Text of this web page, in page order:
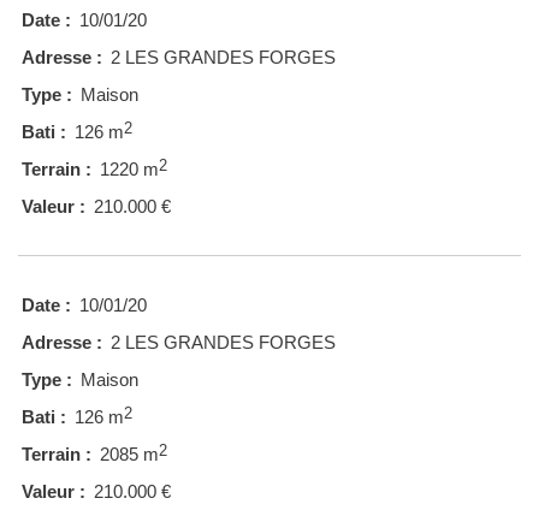
Date : 10/01/20
Adresse : 2 LES GRANDES FORGES
Type : Maison
Bati : 126 m2
Terrain : 1220 m2
Valeur : 210.000 €
Date : 10/01/20
Adresse : 2 LES GRANDES FORGES
Type : Maison
Bati : 126 m2
Terrain : 2085 m2
Valeur : 210.000 €